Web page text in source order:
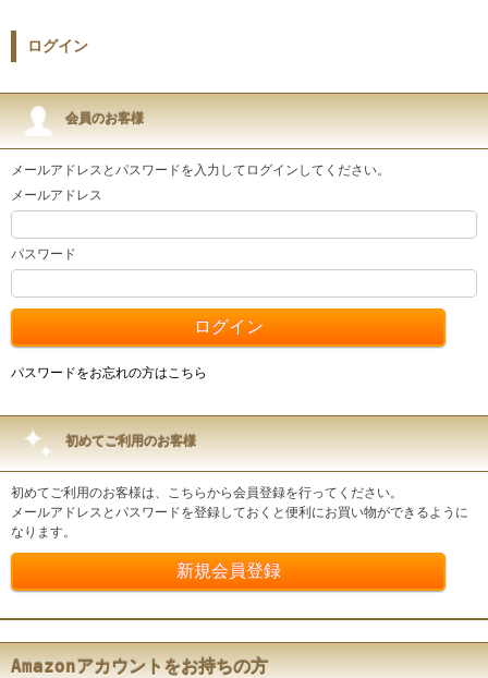
ログイン
会員のお客様
メールアドレスとパスワードを入力してログインしてください。
メールアドレス
パスワード
パスワードをお忘れの方はこちら
初めてご利用のお客様
初めてご利用のお客様は、こちらから会員登録を行ってください。
メールアドレスとパスワードを登録しておくと便利にお買い物ができるように
なります。
Amazonアカウントをお持ちの方